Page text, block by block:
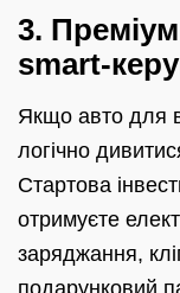
3. Преміум
Якщо авто для
логічно
Стартова
отримуєте
заряджання,
подарунковий